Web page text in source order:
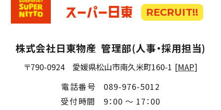
RECRUIT!!
株式会社日東物産 管理部(人事・採用担当)
〒790-0924 愛媛県松山市南久米町160-1 [MAP]
電話番号
089-976-5012
受付時間
9：00 ～ 17：00